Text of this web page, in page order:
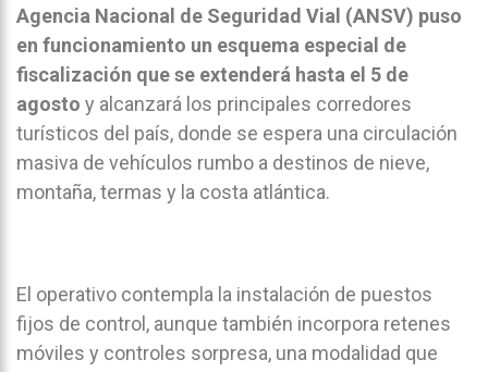
Agencia Nacional de Seguridad Vial (ANSV) puso
en funcionamiento un esquema especial de
fiscalización que se extenderá hasta el 5 de
agosto y alcanzará los principales corredores
turísticos del país, donde se espera una circulación
masiva de vehículos rumbo a destinos de nieve,
montaña, termas y la costa atlántica.
El operativo contempla la instalación de puestos
fijos de control, aunque también incorpora retenes
móviles y controles sorpresa, una modalidad que